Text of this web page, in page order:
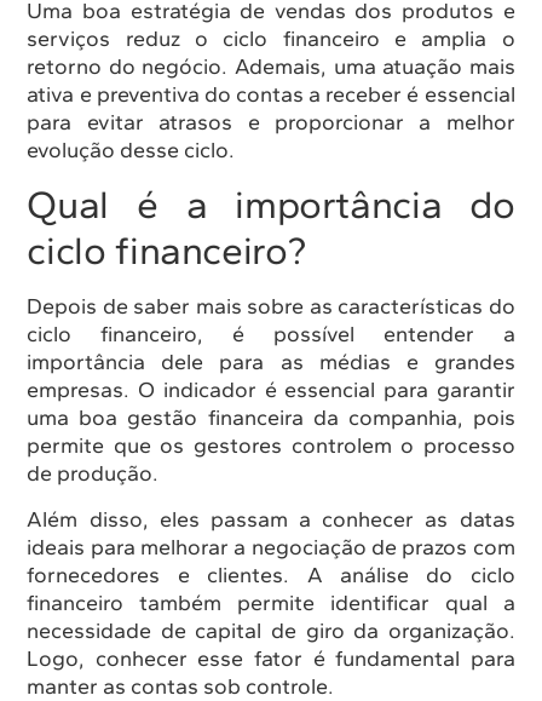
Uma boa estratégia de vendas dos produtos e
serviços reduz o ciclo financeiro e amplia o
retorno do negócio. Ademais, uma atuação mais
ativa e preventiva do contas a receber é essencial
para evitar atrasos e proporcionar a melhor
evolução desse ciclo.
Qual é a importância do
ciclo financeiro?
Depois de saber mais sobre as características do
ciclo financeiro, é possível entender a
importância dele para as médias e grandes
empresas. O indicador é essencial para garantir
uma boa gestão financeira da companhia, pois
permite que os gestores controlem o processo
de produção.
Além disso, eles passam a conhecer as datas
ideais para melhorar a negociação de prazos com
fornecedores e clientes. A análise do ciclo
financeiro também permite identificar qual a
necessidade de capital de giro da organização.
Logo, conhecer esse fator é fundamental para
manter as contas sob controle.